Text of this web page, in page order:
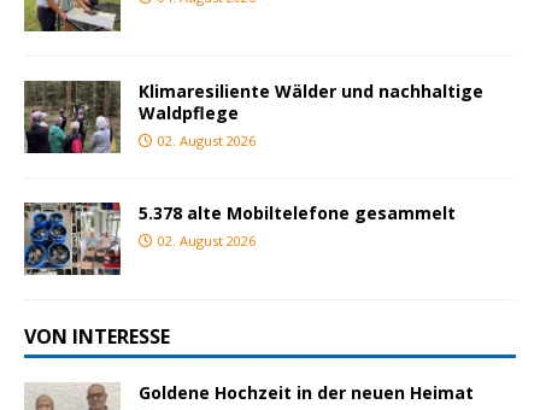
Klimaresiliente Wälder und nachhaltige
Waldpflege
02. August 2026
5.378 alte Mobiltelefone gesammelt
02. August 2026
VON INTERESSE
Goldene Hochzeit in der neuen Heimat